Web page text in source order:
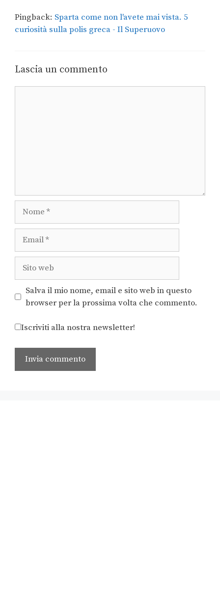
Pingback: Sparta come non l'avete mai vista. 5
curiosità sulla polis greca - Il Superuovo
Lascia un commento
Salva il mio nome, email e sito web in questo
browser per la prossima volta che commento.
Iscriviti alla nostra newsletter!